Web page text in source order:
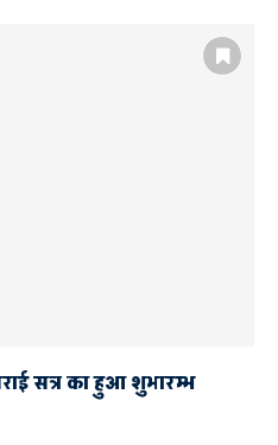
सत्र का हुआ शुभारम्भ